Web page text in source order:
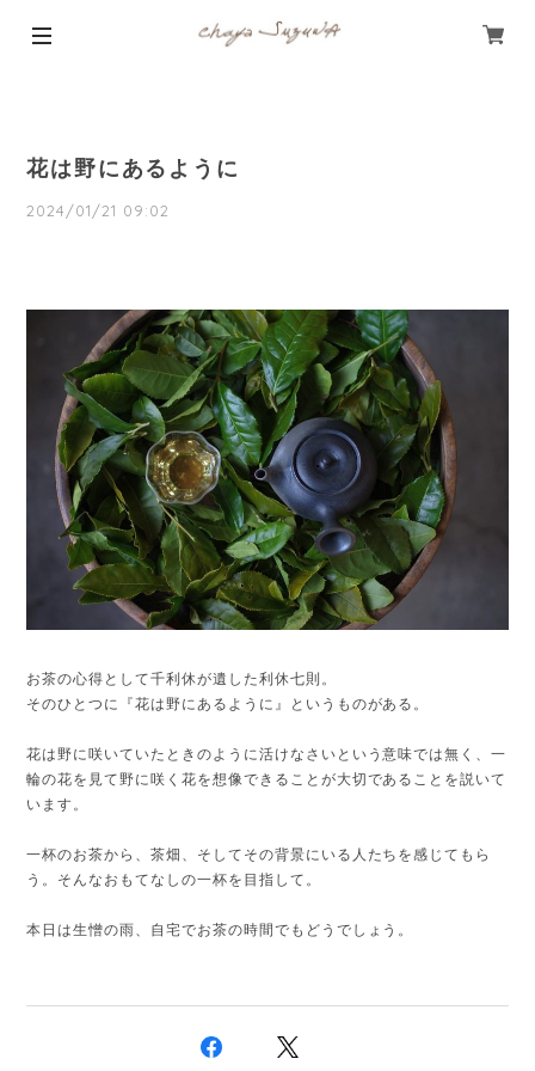
花は野にあるように
2024/01/21 09:02
お茶の心得として千利休が遺した利休七則。
そのひとつに『花は野にあるように』というものがある。
花は野に咲いていたときのように活けなさいという意味では無く、一
輪の花を見て野に咲く花を想像できることが大切であることを説いて
います。
一杯のお茶から、茶畑、そしてその背景にいる人たちを感じてもら
う。そんなおもてなしの一杯を目指して。
本日は生憎の雨、自宅でお茶の時間でもどうでしょう。